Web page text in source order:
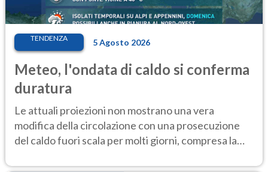
TENDENZA 5 Agosto 2026
Meteo, l'ondata di caldo si conferma
duratura
Le attuali proiezioni non mostrano una vera
modifica della circolazione con una prosecuzione
del caldo fuori scala per molti giorni, compresa la